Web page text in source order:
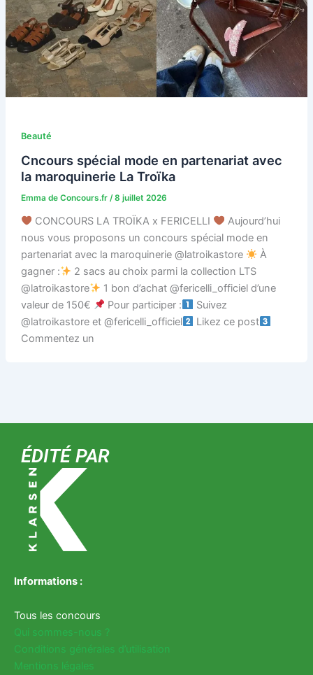
Beauté
Cncours spécial mode en partenariat avec
la maroquinerie La Troïka
Emma de Concours.fr /8 juillet 2026
CONCOURS LA TROÏKA x FERICELLI
Aujourd’hui
nous vous proposons un concours spécial mode en
partenariat avec la maroquinerie @latroikastore
À
gagner :
2 sacs au choix parmi la collection LTS
@latroikastore
1 bon d’achat @fericelli_officiel d’une
valeur de 150€
Pour participer :
Suivez
@latroikastore et @fericelli_officiel
Likez ce post
Commentez un
ÉDITÉ PAR
Informations :
Tous les concours
Qui sommes-nous ?
Conditions générales d’utilisation
Mentions légales